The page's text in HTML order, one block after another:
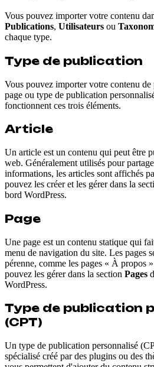
Vous pouvez importer votre contenu
Publications, Utilisateurs ou
chaque type.
Type de publication
Vous pouvez importer votre contenu de
page ou type de publication
fonctionnent ces trois éléments.
Article
Un article est un contenu qui peut être
web. Généralement utilisés pour
informations, les articles sont affichés
pouvez les créer et les gérer dans la
bord WordPress.
Page
Une page est un contenu statique qui
menu de navigation du site. Les pages
pérenne, comme les pages « À propos
pouvez les gérer dans la section Pages
WordPress.
Type de publication
(CPT)
Un type de publication personnalisé
spécialisé créé par des plugins ou des